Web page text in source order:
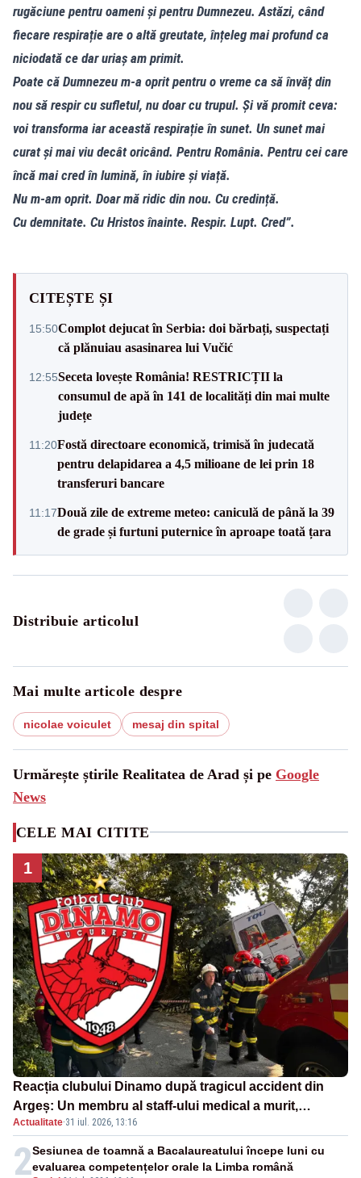
rugăciune pentru oameni și pentru Dumnezeu. Astăzi, când
fiecare respirație are o altă greutate, înțeleg mai profund ca
niciodată ce dar uriaș am primit.
Poate că Dumnezeu m-a oprit pentru o vreme ca să învăț din
nou să respir cu sufletul, nu doar cu trupul. Și vă promit ceva:
voi transforma iar această respirație în sunet. Un sunet mai
curat și mai viu decât oricând. Pentru România. Pentru cei care
încă mai cred în lumină, în iubire și viață.
Nu m-am oprit. Doar mă ridic din nou. Cu credință.
Cu demnitate. Cu Hristos înainte. Respir. Lupt. Cred”.
CITEȘTE ȘI
15:50Complot dejucat în Serbia: doi bărbați, suspectați
că plănuiau asasinarea lui Vučić
12:55Seceta lovește România! RESTRICȚII la
consumul de apă în 141 de localități din mai multe
județe
11:20Fostă directoare economică, trimisă în judecată
pentru delapidarea a 4,5 milioane de lei prin 18
transferuri bancare
11:17Două zile de extreme meteo: caniculă de până la 39
de grade și furtuni puternice în aproape toată țara
Distribuie articolul
Mai multe articole despre
nicolae voiculet mesaj din spital
Urmărește știrile Realitatea de Arad și pe Google
News
CELE MAI CITITE
1
Reacția clubului Dinamo după tragicul accident din
Argeș: Un membru al staff-ului medical a murit,
antrenorul Adrian Ropotan este în spital
Actualitate·31 iul. 2026, 13:16
2Sesiunea de toamnă a Bacalaureatului începe luni cu
evaluarea competențelor orale la Limba română